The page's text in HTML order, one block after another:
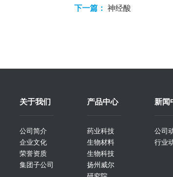
下一篇： 神经酸
关于我们
公司简介
企业文化
荣誉资质
集团子公司
产品中心
药业科技
生物材料
生物科技
扬州威尔
新闻
公司
行业